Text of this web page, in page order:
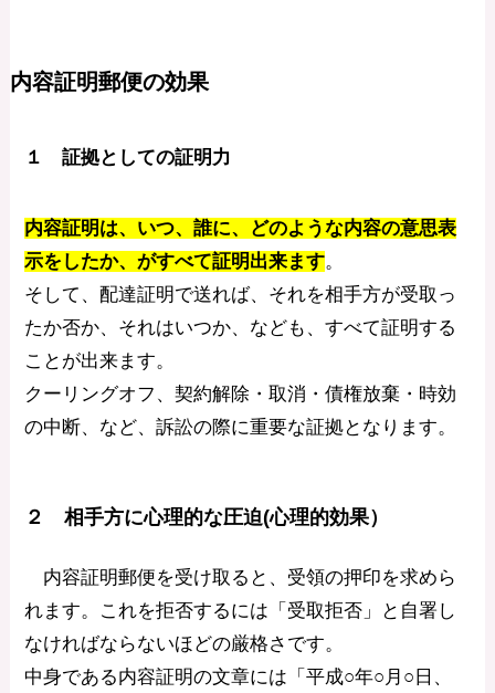
内容証明郵便の効果
１ 証拠としての証明力
内容証明は、いつ、誰に、どのような内容の意思表
示をしたか、がすべて証明出来ます。
そして、配達証明で送れば、それを相手方が受取っ
たか否か、それはいつか、なども、すべて証明する
ことが出来ます。
クーリングオフ、契約解除・取消・債権放棄・時効
の中断、など、訴訟の際に重要な証拠となります。
２ 相手方に心理的な圧迫(心理的効果）
内容証明郵便を受け取ると、受領の押印を求めら
れます。これを拒否するには「受取拒否」と自署し
なければならないほどの厳格さです。
中身である内容証明の文章には「平成○年○月○日、